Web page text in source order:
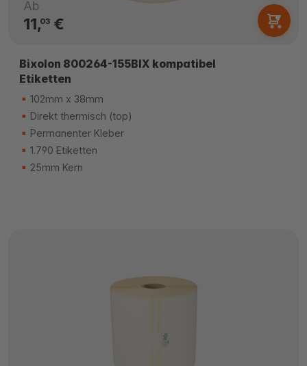
Ab
11,03€
Bixolon 800264-155BIX kompatibel
Etiketten
102mm x 38mm
Direkt thermisch (top)
Permanenter Kleber
1.790 Etiketten
25mm Kern